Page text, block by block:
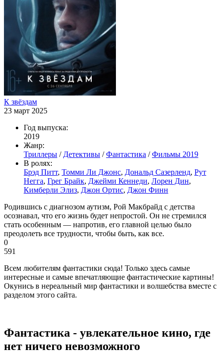
К звёздам
23 март 2025
Год выпуска:
2019
Жанр:
Триллеры / Детективы /Фантастика /Фильмы 2019
В ролях:
Брэд Питт, Томми Ли Джонс, Дональд Сазерленд, Рут
Негга, Грег Брайк, Джейми Кеннеди, Лорен Дин,
Кимберли Элиз, Джон Ортис, Джон Финн
Родившись с диагнозом аутизм, Рой Макбрайд с детства
осознавал, что его жизнь будет непростой. Он не стремился
стать особенным — напротив, его главной целью было
преодолеть все трудности, чтобы быть, как все.
0
591
Всем любителям фантастики сюда! Только здесь самые
интересные и самые впечатляющие фантастические картины!
Окунись в нереальный мир фантастики и волшебства вместе с
разделом этого сайта.
Фантастика - увлекательное кино, где
нет ничего невозможного